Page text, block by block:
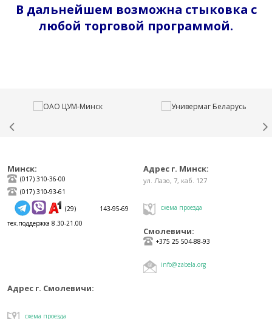
В дальнейшем возможна стыковка с
любой торговой программой.
Минск:
(017) 310-36-00
(017) 310-93-61
(29) 143-95-69
тех.поддержка 8.30-21.00
Адрес г. Минск:
ул. Лазо, 7, каб. 127
схема проезда
Смолевичи:
+375 25 504-88-93
info@zabela.org
Адрес г. Смолевичи:
схема проезда